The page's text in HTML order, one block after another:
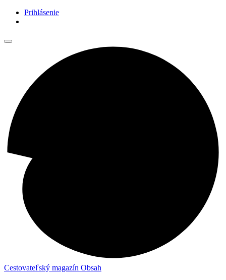
Prihlásenie
Cestovateľský magazín Obsah